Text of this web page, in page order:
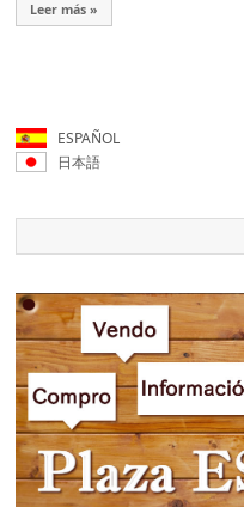
Leer más »
ESPAÑOL
日本語